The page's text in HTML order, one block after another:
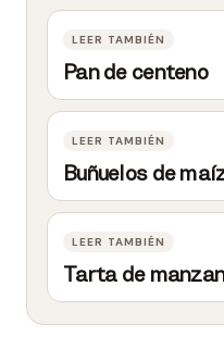
Pan de centeno
Buñuelos de
Tarta de